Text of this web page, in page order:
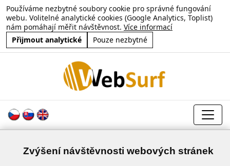
Používáme nezbytné soubory cookie pro správné fungování
webu. Volitelné analytické cookies (Google Analytics, Toplist)
nám pomáhají měřit návštěvnost. Více informací
Přijmout analytické
Pouze nezbytné
Zvýšení návštěvnosti webových stránek